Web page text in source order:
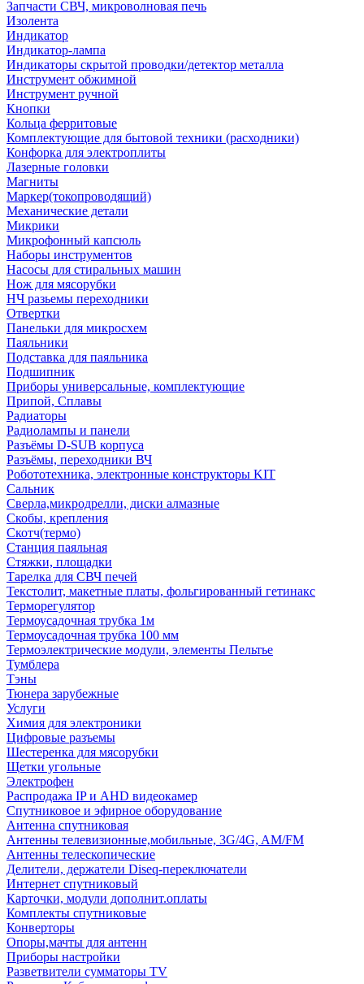
Запчасти СВЧ, микроволновая печь
Изолента
Индикатор
Индикатор-лампа
Индикаторы скрытой проводки/детектор металла
Инструмент обжимной
Инструмент ручной
Кнопки
Кольца ферритовые
Комплектующие для бытовой техники (расходники)
Конфорка для электроплиты
Лазерные головки
Магниты
Маркер(токопроводящий)
Механические детали
Микрики
Микрофонный капсюль
Наборы инструментов
Насосы для стиральных машин
Нож для мясорубки
НЧ разьемы переходники
Отвертки
Панельки для микросхем
Паяльники
Подставка для паяльника
Подшипник
Приборы универсальные, комплектующие
Припой, Сплавы
Радиаторы
Радиолампы и панели
Разъёмы D-SUB корпуса
Разъёмы, переходники ВЧ
Робототехника, электронные конструкторы KIT
Сальник
Сверла,микродрелли, диски алмазные
Скобы, крепления
Скотч(термо)
Станция паяльная
Стяжки, площадки
Тарелка для СВЧ печей
Текстолит, макетные платы, фольгированный гетинакс
Терморегулятор
Термоусадочная трубка 1м
Термоусадочная трубка 100 мм
Термоэлектрические модули, элементы Пельтье
Тумблера
Тэны
Тюнера зарубежные
Услуги
Химия для электроники
Цифровые разъемы
Шестеренка для мясорубки
Щетки угольные
Электрофен
Распродажа IP и AHD видеокамер
Спутниковое и эфирное оборудование
Антенна спутниковая
Антенны телевизионные,мобильные, 3G/4G, AM/FM
Антенны телескопические
Делители, держатели Diseq-переключатели
Интернет спутниковый
Карточки, модули дополнит.оплаты
Комплекты спутниковые
Конверторы
Опоры,мачты для антенн
Приборы настройки
Разветвители сумматоры TV